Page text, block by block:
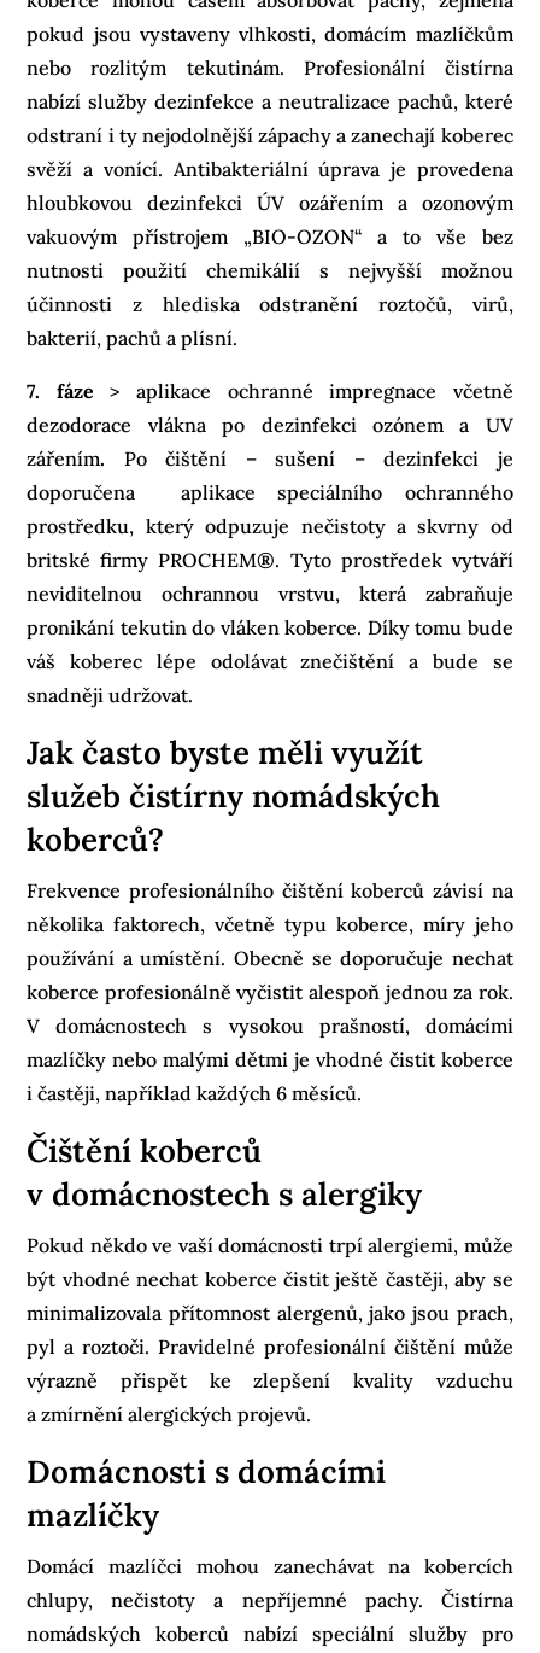
pokud jsou vystaveny vlhkosti, domácím mazlíčkům
nebo rozlitým tekutinám. Profesionální čistírna
nabízí služby dezinfekce a neutralizace pachů, které
odstraní i ty nejodolnější zápachy a zanechají koberec
svěží a vonící. Antibakteriální úprava je provedena
hloubkovou dezinfekci ÚV ozářením a ozonovým
vakuovým přístrojem „BIO-OZON“ a to vše bez
nutnosti použití chemikálií s nejvyšší možnou
účinnosti z hlediska odstranění roztočů, virů,
bakterií, pachů a plísní.
7. fáze> aplikace ochranné impregnace včetně
dezodorace vlákna po dezinfekci ozónem a UV
zářením. Po čištění – sušení – dezinfekci je
doporučena aplikace speciálního ochranného
prostředku, který odpuzuje nečistoty a skvrny od
britské firmy PROCHEM®. Tyto prostředek vytváří
neviditelnou ochrannou vrstvu, která zabraňuje
pronikání tekutin do vláken koberce. Díky tomu bude
váš koberec lépe odolávat znečištění a bude se
snadněji udržovat.
Jak často byste měli využít
služeb čistírny nomádských
koberců?
Frekvence profesionálního čištění koberců závisí na
několika faktorech, včetně typu koberce, míry jeho
používání a umístění. Obecně se doporučuje nechat
koberce profesionálně vyčistit alespoň jednou za rok.
V domácnostech s vysokou prašností, domácími
mazlíčky nebo malými dětmi je vhodné čistit koberce
i častěji, například každých 6 měsíců.
Čištění koberců
v domácnostech s alergiky
Pokud někdo ve vaší domácnosti trpí alergiemi, může
být vhodné nechat koberce čistit ještě častěji, aby se
minimalizovala přítomnost alergenů, jako jsou prach,
pyl a roztoči. Pravidelné profesionální čištění může
výrazně přispět ke zlepšení kvality vzduchu
a zmírnění alergických projevů.
Domácnosti s domácími
mazlíčky
Domácí mazlíčci mohou zanechávat na kobercích
chlupy, nečistoty a nepříjemné pachy. Čistírna
nomádských koberců nabízí speciální služby pro